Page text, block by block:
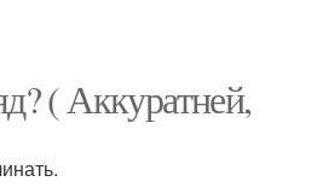
( Аккуратней,